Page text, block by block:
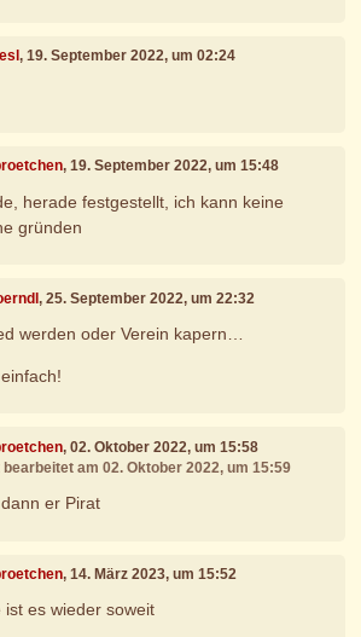
, 19. September 2022, um 02:24
, 19. September 2022, um 15:48
herade festgestellt, ich kann keine
gründen
, 25. September 2022, um 22:32
werden oder Verein kapern…
, 02. Oktober 2022, um 15:58
bearbeitet am 02. Oktober 2022, um 15:59
er Pirat
, 14. März 2023, um 15:52
ist es wieder soweit